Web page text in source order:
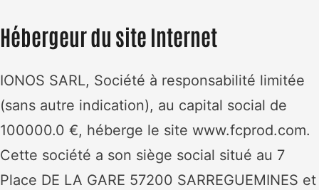
Hébergeur du site Internet
IONOS SARL, Société à responsabilité limitée
(sans autre indication), au capital social de
100000.0 €, héberge le site www.fcprod.com.
Cette société a son siège social situé au 7
Place DE LA GARE 57200 SARREGUEMINES et